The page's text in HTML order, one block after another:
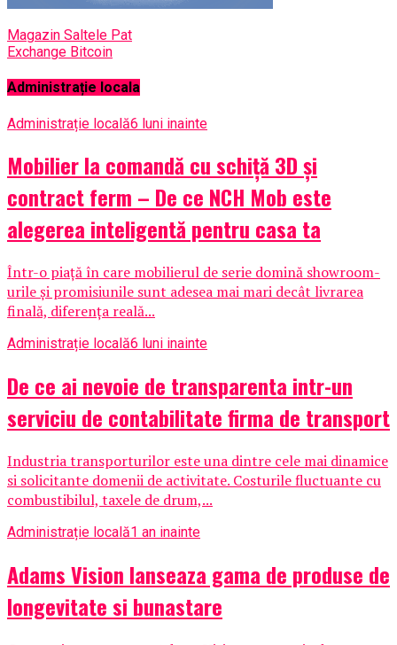
Magazin Saltele Pat
Exchange Bitcoin
Administrație locala
Administrație locală6 luni inainte
Mobilier la comandă cu schiță 3D și
contract ferm – De ce NCH Mob este
alegerea inteligentă pentru casa ta
Într-o piață în care mobilierul de serie domină showroom-
urile și promisiunile sunt adesea mai mari decât livrarea
finală, diferența reală...
Administrație locală6 luni inainte
De ce ai nevoie de transparenta intr-un
serviciu de contabilitate firma de transport
Industria transporturilor este una dintre cele mai dinamice
si solicitante domenii de activitate. Costurile fluctuante cu
combustibilul, taxele de drum,...
Administrație locală1 an inainte
Adams Vision lanseaza gama de produse de
longevitate si bunastare